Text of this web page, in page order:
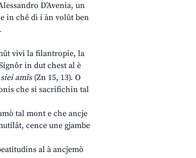
D’Avenia, un
in chê dì i àn volût ben
vivi la filantropie, la
in dut chest al è
amîs(Zn 15, 13). O
che si sacrifichin tal
tal mont e che ancje
cence une gjambe
al à ancjemò